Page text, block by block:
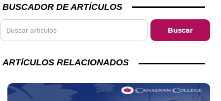
BUSCADOR DE ARTÍCULOS
ARTÍCULOS RELACIONADOS